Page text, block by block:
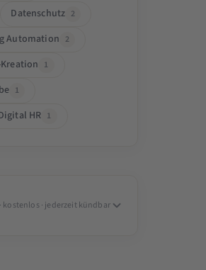
Datenschutz 2
Automation 2
1
1
HR 1
kostenlos · jederzeit kündbar